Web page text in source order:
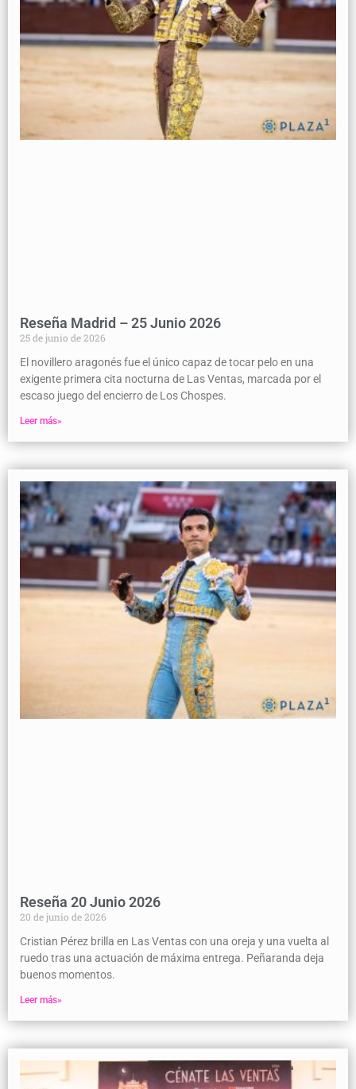
Reseña Madrid – 25 Junio 2026
25 de junio de 2026
El novillero aragonés fue el único capaz de tocar pelo en una
exigente primera cita nocturna de Las Ventas, marcada por el
escaso juego del encierro de Los Chospes.
Leer más»
Reseña 20 Junio 2026
20 de junio de 2026
Cristian Pérez brilla en Las Ventas con una oreja y una vuelta al
ruedo tras una actuación de máxima entrega. Peñaranda deja
buenos momentos.
Leer más»